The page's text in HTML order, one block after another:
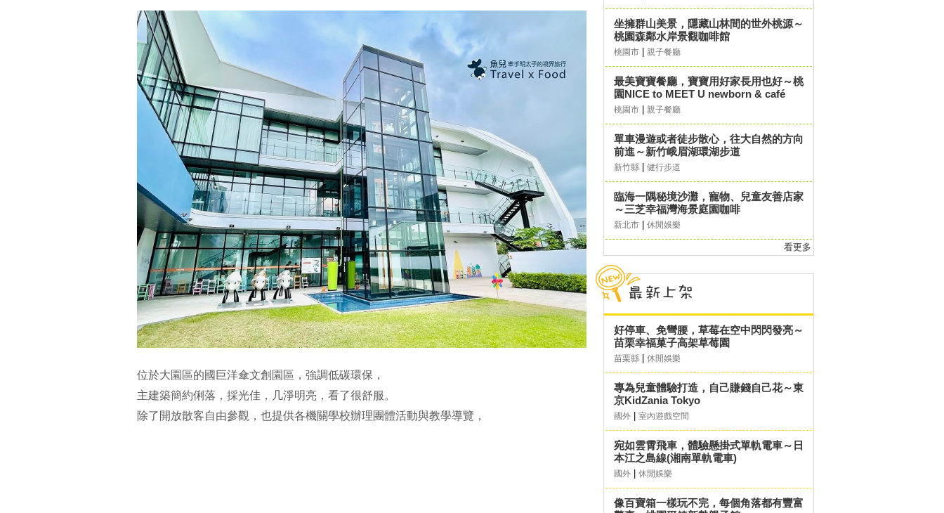
位於大園區的國巨洋傘文創園區，強調低碳環保，
主建築簡約俐落，採光佳，几淨明亮，看了很舒服。
除了開放散客自由參觀，也提供各機關學校辦理團體活動與教學導覽，
坐擁群山美景，隱藏山林間的世外桃源～
桃園森鄰水岸景觀咖啡館
桃園市 親子餐廳
最美寶寶餐廳，寶寶用好家長用也好～桃
園NICE to MEET U newborn & café
桃園市 親子餐廳
單車漫遊或者徒步散心，往大自然的方向
前進～新竹峨眉湖環湖步道
新竹縣 健行步道
臨海一隅秘境沙灘，寵物、兒童友善店家
～三芝幸福灣海景庭園咖啡
新北市 休閒娛樂
看更多
好停車、免彎腰，草莓在空中閃閃發亮～
苗栗幸福菓子高架草莓園
苗栗縣 休閒娛樂
專為兒童體驗打造，自己賺錢自己花～東
京KidZania Tokyo
國外 室內遊戲空間
宛如雲霄飛車，體驗懸掛式單軌電車～日
本江之島線(湘南單軌電車)
國外 休閒娛樂
像百寶箱一樣玩不完，每個角落都有豐富